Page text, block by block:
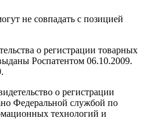
не совпадать с позицией
о регистрации товарных
Роспатентом 06.10.2009.
о регистрации
Федеральной службой по
технологий и